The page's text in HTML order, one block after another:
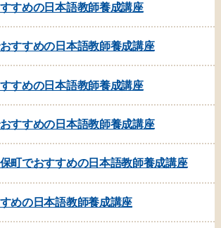
すめの日本語教師養成講座
すすめの日本語教師養成講座
すめの日本語教師養成講座
すすめの日本語教師養成講座
町でおすすめの日本語教師養成講座
めの日本語教師養成講座